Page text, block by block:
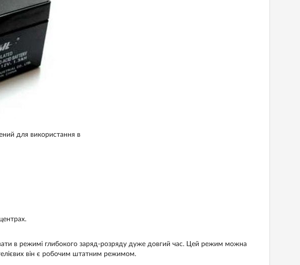
для використання в
в режимі глибокого заряд-розряду дуже довгий час. Цей режим можна
він є робочим штатним режимом.